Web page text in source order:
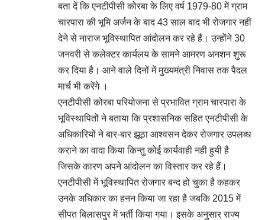
बता दें कि एनटीपीसी कोरबा के लिए वर्ष 1979-80 में ग्राम
चारपारा की भूमि अर्जन के बाद 43 साल बाद भी रोजगार नहीं
देने से नाराज भूविस्थापित आंदोलन कर रहे हैं। उन्होंने 30
जनवरी से कलेक्टर कार्यलय के सामने आमरण अनशन शुरू
कर दिया है। आने वाले दिनों में मुख्यमंत्री निवास तक पैदल
मार्च भी करेंगे ।
एनटीपीसी कोरबा परियोजना से प्रभावित ग्राम चारपारा के
भूविस्थापितों ने बताया कि प्रशासनिक सहित एनटीपीसी के
अधिकारियों ने बार-बार झूठा आश्वसन देकर रोजगार उपलब्ध
कराने का वादा किया किन्तु कोई कार्यवाही नही हुयी है
जिसके कारण अपने आंदोलन का विस्तार कर रहे हैं।
एनटीपीसी में भूविस्थापित रोजगार बन्द हो चुका है कहकर
उनके अधिकार का हनन किया जा रहा है जबकि 2015 में
सीपत बिलासपुर में भर्ती किया गया। इसके अनुसार राज्य